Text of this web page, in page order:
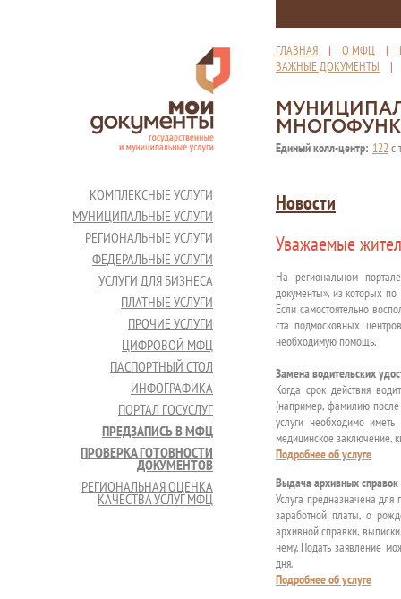
ГЛАВНАЯ | О МФЦ |
ВАЖНЫЕ ДОКУМЕНТЫ
Единый колл-центр: 122с
КОМПЛЕКСНЫЕ УСЛУГИ
МУНИЦИПАЛЬНЫЕ УСЛУГИ
РЕГИОНАЛЬНЫЕ УСЛУГИ
ФЕДЕРАЛЬНЫЕ УСЛУГИ
УСЛУГИ ДЛЯ БИЗНЕСА
ПЛАТНЫЕ УСЛУГИ
ПРОЧИЕ УСЛУГИ
ЦИФРОВОЙ МФЦ
ПАСПОРТНЫЙ СТОЛ
ИНФОГРАФИКА
ПОРТАЛ ГОСУСЛУГ
ПРЕДЗАПИСЬ В МФЦ
ПРОВЕРКА ГОТОВНОСТИ
ДОКУМЕНТОВ
РЕГИОНАЛЬНАЯ ОЦЕНКА
КАЧЕСТВА УСЛУГ МФЦ
Новости
Уважаемые
На региональном
документы», из которых
Если самостоятельно
ста подмосковных
необходимую помощь.
Замена водительских
Когда срок действия
(например, фамилию после
услуги необходимо
медицинское заключение,
Подробнее об услуге
Выдача архивных справок
Услуга предназначена
заработной платы, о
архивной справки,
нему. Подать заявление
дня.
Подробнее об услуге